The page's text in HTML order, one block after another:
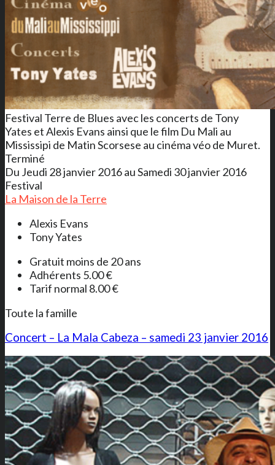
Festival Terre de Blues avec les concerts de Tony
Yates et Alexis Evans ainsi que le film Du Mali au
Mississipi de Matin Scorsese au cinéma véo de Muret.
Terminé
Du Jeudi 28 janvier 2016 au Samedi 30 janvier 2016
Festival
La Maison de la Terre
Alexis Evans
Tony Yates
Gratuit moins de 20 ans
Adhérents 5.00 €
Tarif normal 8.00 €
Toute la famille
Concert – La Mala Cabeza – samedi 23 janvier 2016